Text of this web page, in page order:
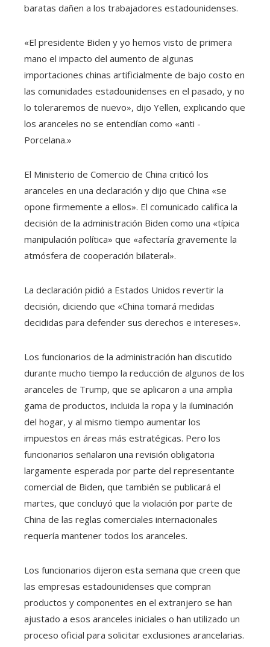
baratas dañen a los trabajadores estadounidenses.
«El presidente Biden y yo hemos visto de primera
mano el impacto del aumento de algunas
importaciones chinas artificialmente de bajo costo en
las comunidades estadounidenses en el pasado, y no
lo toleraremos de nuevo», dijo Yellen, explicando que
los aranceles no se entendían como «anti -
Porcelana.»
El Ministerio de Comercio de China criticó los
aranceles en una declaración y dijo que China «se
opone firmemente a ellos». El comunicado califica la
decisión de la administración Biden como una «típica
manipulación política» que «afectaría gravemente la
atmósfera de cooperación bilateral».
La declaración pidió a Estados Unidos revertir la
decisión, diciendo que «China tomará medidas
decididas para defender sus derechos e intereses».
Los funcionarios de la administración han discutido
durante mucho tiempo la reducción de algunos de los
aranceles de Trump, que se aplicaron a una amplia
gama de productos, incluida la ropa y la iluminación
del hogar, y al mismo tiempo aumentar los
impuestos en áreas más estratégicas. Pero los
funcionarios señalaron una revisión obligatoria
largamente esperada por parte del representante
comercial de Biden, que también se publicará el
martes, que concluyó que la violación por parte de
China de las reglas comerciales internacionales
requería mantener todos los aranceles.
Los funcionarios dijeron esta semana que creen que
las empresas estadounidenses que compran
productos y componentes en el extranjero se han
ajustado a esos aranceles iniciales o han utilizado un
proceso oficial para solicitar exclusiones arancelarias.